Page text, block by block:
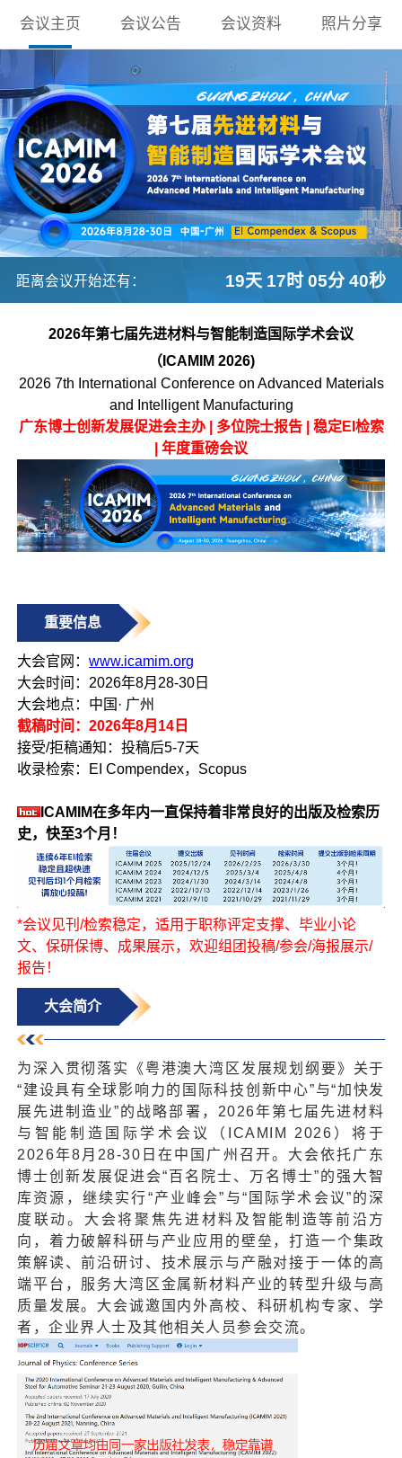
会议主页 会议公告 会议资料 照片分享
距离会议开始还有： 19天 17时 05分 39秒
2026年第七届先进材料与智能制造国际学术会议
（ICAMIM 2026)
2026 7th International Conference on Advanced Materials
and Intelligent Manufacturing
广东博士创新发展促进会主办 | 多位院士报告 | 稳定EI检索
| 年度重磅会议
重要信息
大会官网：www.icamim.org
大会时间：2026年8月28-30日
大会地点：中国· 广州
截稿时间：2026年8月14日
接受/拒稿通知：投稿后5-7天
收录检索：EI Compendex，Scopus
ICAMIM在多年内一直保持着非常良好的出版及检索历
史，快至3个月！
*会议见刊/检索稳定，适用于职称评定支撑、毕业小论
文、保研保博、成果展示，欢迎组团投稿/参会/海报展示/
报告！
大会简介
为深入贯彻落实《粤港澳大湾区发展规划纲要》关于
“建设具有全球影响力的国际科技创新中心”与“加快发
展先进制造业”的战略部署，2026年第七届先进材料
与智能制造国际学术会议（ICAMIM 2026）将于
2026年8月28-30日在中国广州召开。大会依托广东
博士创新发展促进会“百名院士、万名博士”的强大智
库资源，继续实行“产业峰会”与“国际学术会议”的深
度联动。大会将聚焦先进材料及智能制造等前沿方
向，着力破解科研与产业应用的壁垒，打造一个集政
策解读、前沿研讨、技术展示与产融对接于一体的高
端平台，服务大湾区金属新材料产业的转型升级与高
质量发展。大会诚邀国内外高校、科研机构专家、学
者，企业界人士及其他相关人员参会交流。